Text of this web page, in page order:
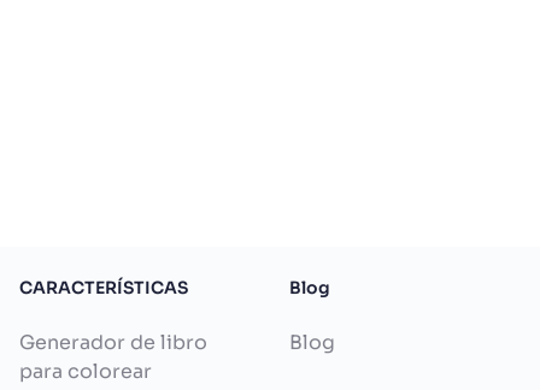
CARACTERÍSTICAS
Generador de libro
para colorear
Blog
Blog